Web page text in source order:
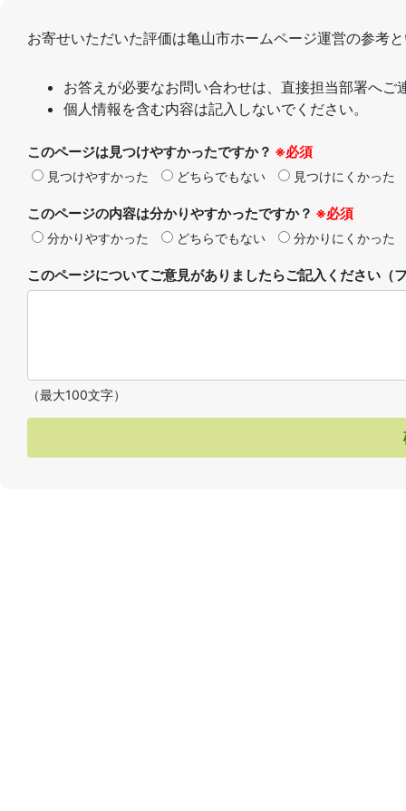
お寄せいただいた評価は亀山市ホームページ運営の参考
お答えが必要なお問い合わせは、直接担当部署へご
個人情報を含む内容は記入しないでください。
このページは見つけやすかったですか？ ※必須
見つけやすかった どちらでもない 見つけにくかった
このページの内容は分かりやすかったですか？ ※必須
分かりやすかった どちらでもない 分かりにくかった
このページについてご意見がありましたらご記入ください
（最大100文字）